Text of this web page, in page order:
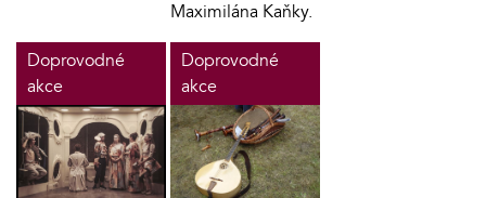
Maximilána Kaňky.
Doprovodné
akce
Doprovodné
akce